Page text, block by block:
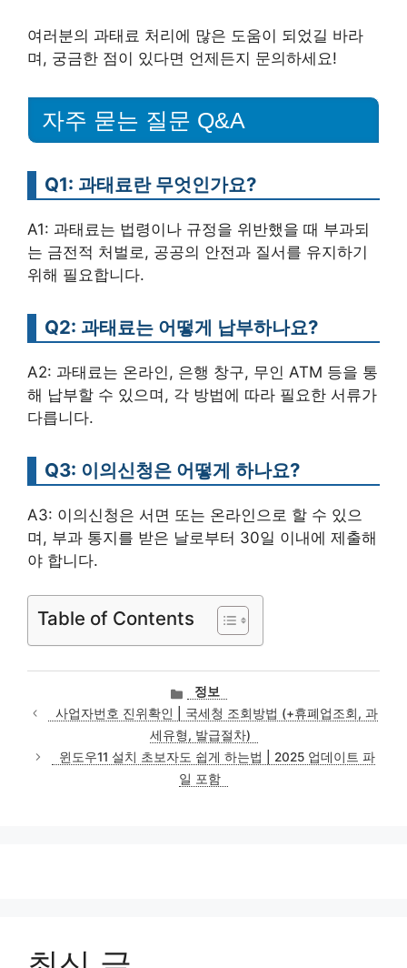
여러분의 과태료 처리에 많은 도움이 되었길 바라
며, 궁금한 점이 있다면 언제든지 문의하세요!
자주 묻는 질문 Q&A
Q1: 과태료란 무엇인가요?
A1: 과태료는 법령이나 규정을 위반했을 때 부과되
는 금전적 처벌로, 공공의 안전과 질서를 유지하기
위해 필요합니다.
Q2: 과태료는 어떻게 납부하나요?
A2: 과태료는 온라인, 은행 창구, 무인 ATM 등을 통
해 납부할 수 있으며, 각 방법에 따라 필요한 서류가
다릅니다.
Q3: 이의신청은 어떻게 하나요?
A3: 이의신청은 서면 또는 온라인으로 할 수 있으
며, 부과 통지를 받은 날로부터 30일 이내에 제출해
야 합니다.
Table of Contents
카
테
고
리
정보
사업자번호 진위확인 | 국세청 조회방법 (+휴폐업조회, 과
세유형, 발급절차)
윈도우11 설치 초보자도 쉽게 하는법 | 2025 업데이트 파
일 포함